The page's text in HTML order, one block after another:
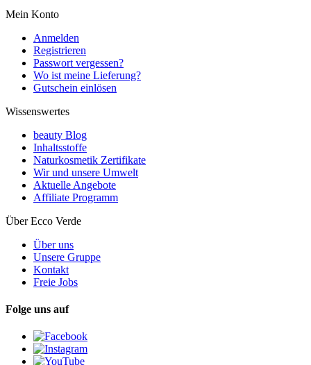
Mein Konto
Anmelden
Registrieren
Passwort vergessen?
Wo ist meine Lieferung?
Gutschein einlösen
Wissenswertes
beauty Blog
Inhaltsstoffe
Naturkosmetik Zertifikate
Wir und unsere Umwelt
Aktuelle Angebote
Affiliate Programm
Über Ecco Verde
Über uns
Unsere Gruppe
Kontakt
Freie Jobs
Folge uns auf